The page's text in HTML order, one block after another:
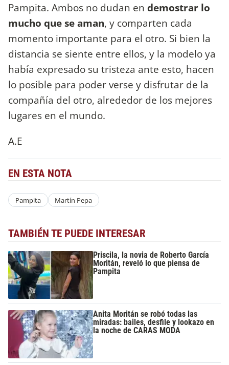
Pampita. Ambos no dudan en demostrar lo
mucho que se aman, y comparten cada
momento importante para el otro. Si bien la
distancia se siente entre ellos, y la modelo ya
había expresado su tristeza ante esto, hacen
lo posible para poder verse y disfrutar de la
compañía del otro, alrededor de los mejores
lugares en el mundo.
A.E
EN ESTA NOTA
Pampita Martín Pepa
TAMBIÉN TE PUEDE INTERESAR
Priscila, la novia de Roberto García
Moritán, reveló lo que piensa de
Pampita
Anita Moritán se robó todas las
miradas: bailes, desfile y lookazo en
la noche de CARAS MODA